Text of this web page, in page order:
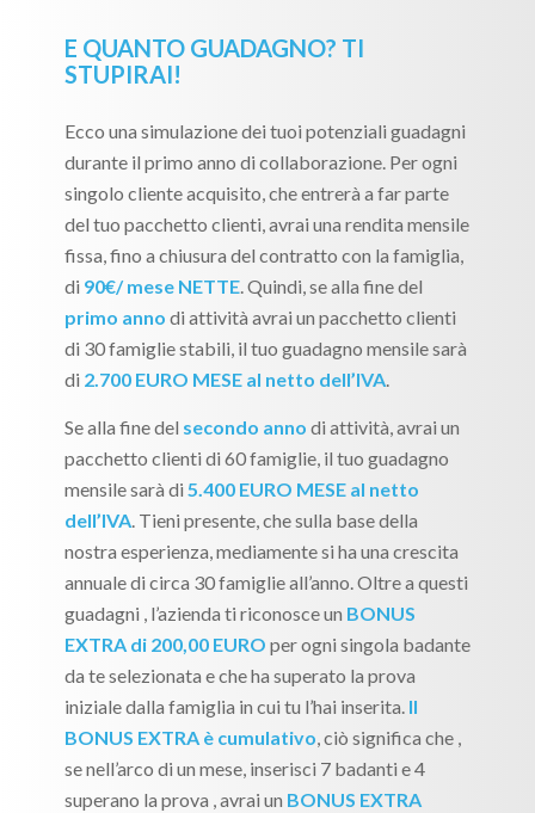
E QUANTO GUADAGNO? TI
STUPIRAI!
Ecco una simulazione dei tuoi potenziali guadagni
durante il primo anno di collaborazione. Per ogni
singolo cliente acquisito, che entrerà a far parte
del tuo pacchetto clienti, avrai una rendita mensile
fissa, fino a chiusura del contratto con la famiglia,
di 90€/ mese NETTE. Quindi, se alla fine del
primo anno di attività avrai un pacchetto clienti
di 30 famiglie stabili, il tuo guadagno mensile sarà
di 2.700 EURO MESE al netto dell’IVA.
Se alla fine del secondo anno di attività, avrai un
pacchetto clienti di 60 famiglie, il tuo guadagno
mensile sarà di 5.400 EURO MESE al netto
dell’IVA. Tieni presente, che sulla base della
nostra esperienza, mediamente si ha una crescita
annuale di circa 30 famiglie all’anno. Oltre a questi
guadagni , l’azienda ti riconosce un BONUS
EXTRA di 200,00 EURO per ogni singola badante
da te selezionata e che ha superato la prova
iniziale dalla famiglia in cui tu l’hai inserita. Il
BONUS EXTRA è cumulativo , ciò significa che ,
se nell’arco di un mese, inserisci 7 badanti e 4
superano la prova , avrai un BONUS EXTRA